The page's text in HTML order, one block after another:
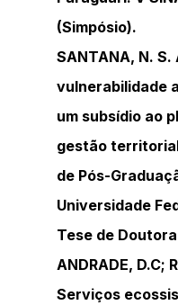
(Simpósio).
SANTANA, N. S.
vulnerabilidade
um subsídio ao
gestão
de Pós-
Universidade
Tese de
ANDRADE, D.C;
Serviços